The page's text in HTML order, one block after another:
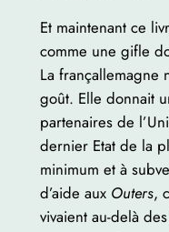
Et maintenant ce
comme une gifle
La françallemagne
goût. Elle donnait
partenaires de
dernier Etat de la
minimum et à
d’aide aux Outers,
vivaient au-delà